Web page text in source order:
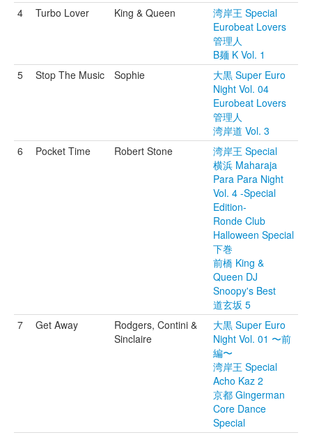
4
Turbo Lover King & Queen
湾岸王 Special
Eurobeat Lovers
管理人
B麺 K Vol. 1
5
Stop The Music Sophie
大黒 Super Euro
Night Vol. 04
Eurobeat Lovers
管理人
湾岸道 Vol. 3
6
Pocket Time Robert Stone
湾岸王 Special
横浜 Maharaja
Para Para Night
Vol. 4 -Special
Edition-
Ronde Club
Halloween Special
下巻
前橋 King &
Queen DJ
Snoopy's Best
道玄坂 5
7
Get Away
Rodgers, Contini &
Sinclaire
大黒 Super Euro
Night Vol. 01 〜前
編〜
湾岸王 Special
Acho Kaz 2
京都 Gingerman
Core Dance
Special